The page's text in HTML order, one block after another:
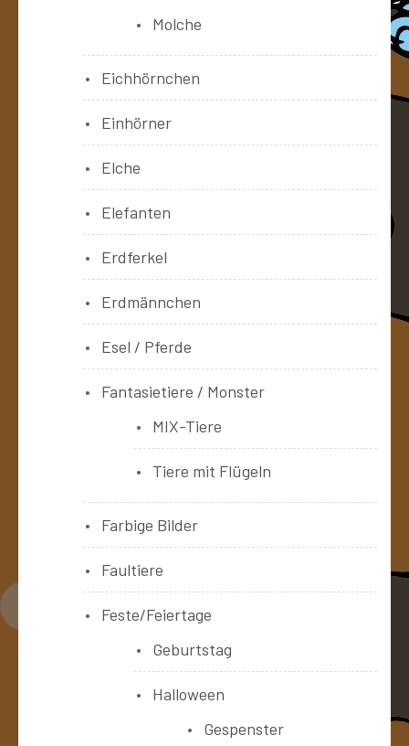
Molche
Eichhörnchen
Einhörner
Elche
Elefanten
Erdferkel
Erdmännchen
Esel / Pferde
Fantasietiere / Monster
MIX-Tiere
Tiere mit Flügeln
Farbige Bilder
Faultiere
Feste/Feiertage
Geburtstag
Halloween
Gespenster